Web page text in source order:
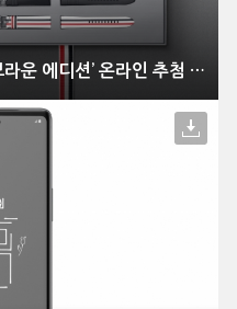
삼성전자, ‘갤럭시 Z 폴드2 톰브라운 에디션’ 온라인 추첨 방식으로 한정 판매